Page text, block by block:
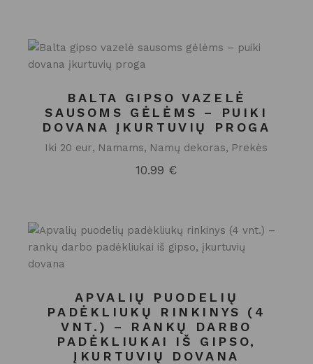
BALTA GIPSO VAZELĖ
SAUSOMS GĖLĖMS – PUIKI
DOVANA ĮKURTUVIŲ PROGA
Iki 20 eur Namams Namų dekoras Prekės
10.99 €
APVALIŲ PUODELIŲ
PADĖKLIUKŲ RINKINYS (4
VNT.) – RANKŲ DARBO
PADĖKLIUKAI IŠ GIPSO,
ĮKURTUVIŲ DOVANA